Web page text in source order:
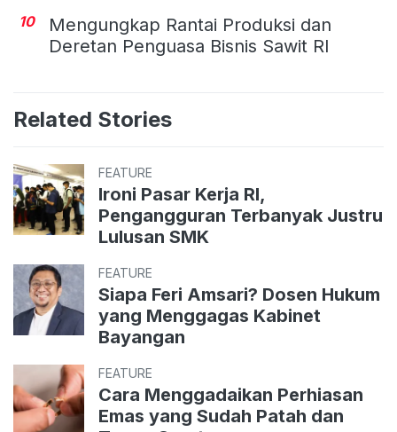
10
Mengungkap Rantai Produksi dan
Deretan Penguasa Bisnis Sawit RI
Related Stories
FEATURE
Ironi Pasar Kerja RI,
Pengangguran Terbanyak Justru
Lulusan SMK
FEATURE
Siapa Feri Amsari? Dosen Hukum
yang Menggagas Kabinet
Bayangan
FEATURE
Cara Menggadaikan Perhiasan
Emas yang Sudah Patah dan